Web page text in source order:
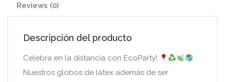
Reviews (0)
Descripción del producto
Celebra en la distancia con EcoParty!
Nuestros globos de látex además de ser